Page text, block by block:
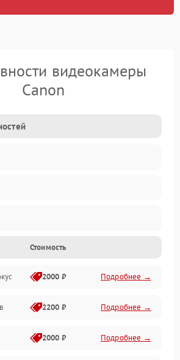
видеокамеры
Canon
Стоимость
2000 ₽ Подробнее →
2200 ₽ Подробнее →
2000 ₽ Подробнее →